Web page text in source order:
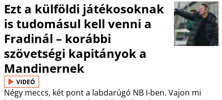
Ezt a külföldi játékosoknak
is tudomásul kell venni a
Fradinál – korábbi
szövetségi kapitányok a
Mandinernek
VIDEÓ
Négy meccs, két pont a labdarúgó NB I-ben. Vajon mi